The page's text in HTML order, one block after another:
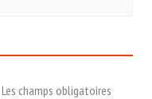
Les champs obligatoires